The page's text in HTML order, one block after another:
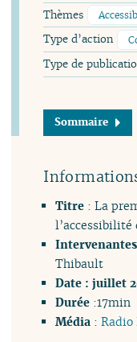
Thèmes
Type d’action
Type de
Sommaire
Titre: La
l’accessibilité
Intervenantes
Thibault
Date : juillet
Durée:17min
Média: Radio